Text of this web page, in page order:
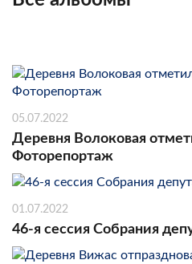
05.07.2022
Деревня Волоковая
Фоторепортаж
01.07.2022
46-я сессия Собрания